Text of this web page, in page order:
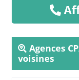
Agences
voisines